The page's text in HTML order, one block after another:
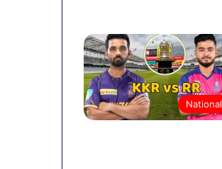
National